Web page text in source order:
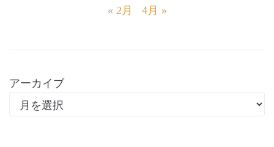
« 2月 4月 »
アーカイブ